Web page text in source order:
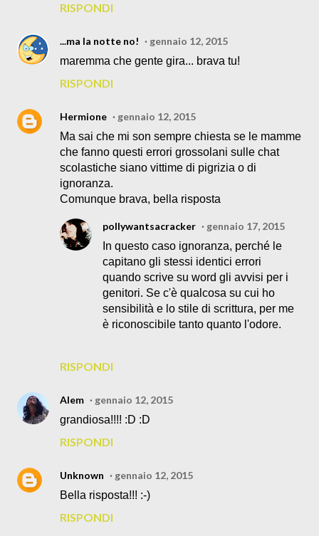
RISPONDI
...ma la notte no!
gennaio 12, 2015
maremma che gente gira... brava tu!
RISPONDI
Hermione
gennaio 12, 2015
Ma sai che mi son sempre chiesta se le mamme
che fanno questi errori grossolani sulle chat
scolastiche siano vittime di pigrizia o di
ignoranza.
Comunque brava, bella risposta
RISPONDI
pollywantsacracker
gennaio 17, 2015
In questo caso ignoranza, perché le
capitano gli stessi identici errori
quando scrive su word gli avvisi per i
genitori. Se c'è qualcosa su cui ho
sensibilità e lo stile di scrittura, per me
è riconoscibile tanto quanto l'odore.
Alem
gennaio 12, 2015
grandiosa!!!! :D :D
RISPONDI
Unknown
gennaio 12, 2015
Bella risposta!!! :-)
RISPONDI